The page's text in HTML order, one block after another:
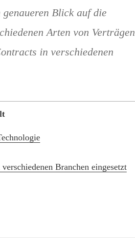
Blick auf die
Arten von Verträgen
in verschiedenen
Branchen eingesetzt